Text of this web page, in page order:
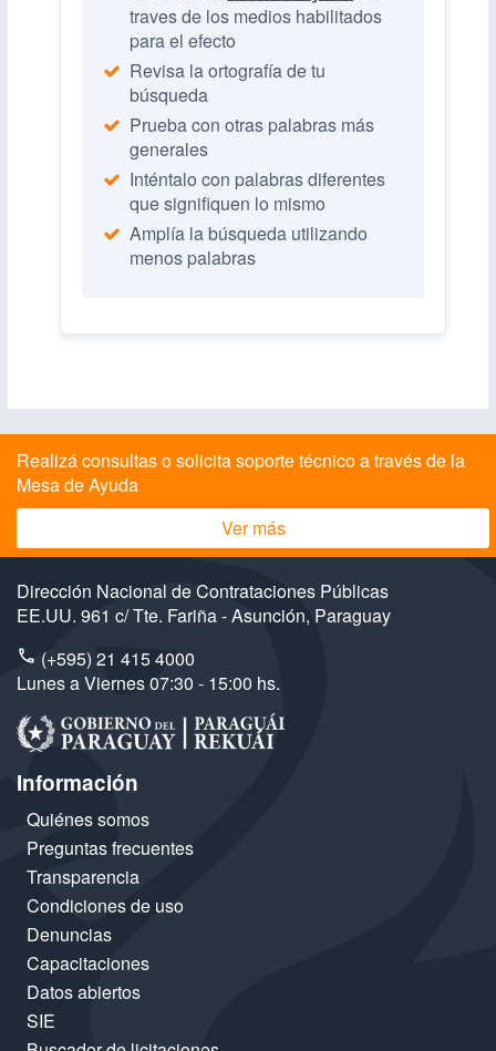
traves de los medios habilitados
para el efecto
Revisa la ortografía de tu
búsqueda
Prueba con otras palabras más
generales
Inténtalo con palabras diferentes
que signifiquen lo mismo
Amplía la búsqueda utilizando
menos palabras
Realizá consultas o solicita soporte técnico a través de la
Mesa de Ayuda
Ver más
Dirección Nacional de Contrataciones Públicas
EE.UU. 961 c/ Tte. Fariña - Asunción, Paraguay
(+595) 21 415 4000
Lunes a Viernes 07:30 - 15:00 hs.
Información
Quiénes somos
Preguntas frecuentes
Transparencia
Condiciones de uso
Denuncias
Capacitaciones
Datos abiertos
SIE